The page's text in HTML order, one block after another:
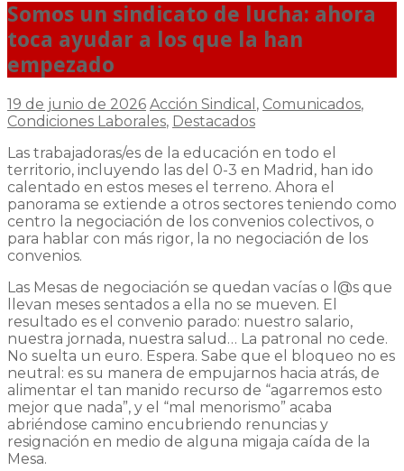
Somos un sindicato de lucha: ahora
toca ayudar a los que la han
empezado
19 de junio de 2026 Acción Sindical , Comunicados,
Condiciones Laborales, Destacados
Las trabajadoras/es de la educación en todo el
territorio, incluyendo las del 0-3 en Madrid, han ido
calentado en estos meses el terreno. Ahora el
panorama se extiende a otros sectores teniendo como
centro la negociación de los convenios colectivos, o
para hablar con más rigor, la no negociación de los
convenios.
Las Mesas de negociación se quedan vacías o l@s que
llevan meses sentados a ella no se mueven. El
resultado es el convenio parado: nuestro salario,
nuestra jornada, nuestra salud… La patronal no cede.
No suelta un euro. Espera. Sabe que el bloqueo no es
neutral: es su manera de empujarnos hacia atrás, de
alimentar el tan manido recurso de “agarremos esto
mejor que nada”, y el “mal menorismo” acaba
abriéndose camino encubriendo renuncias y
resignación en medio de alguna migaja caída de la
Mesa.